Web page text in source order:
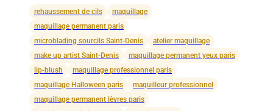
rehaussement de cils
maquillage
maquillage permanent paris
microblading sourcils Saint-Denis
atelier maquillage
make up artist Saint-Denis
maquillage permanent yeux paris
lip-blush
maquillage professionnel paris
maquillage Halloween paris
maquilleur professionnel
maquillage permanent lèvres paris